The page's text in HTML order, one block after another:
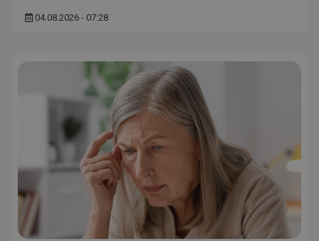
04.08.2026 - 07:28Απολύτως απαραίτητα
Τα απολύτως απαραίτητα cookies επιτρέπουν
βασικές λειτουργίες του ιστότοπου, όπως τη
σύνδεση χρήστη και τη διαχείριση λογαριασμού.
Ο ιστότοπος δεν μπορεί να χρησιμοποιηθεί σωστά
χωρίς τα απολύτως απαραίτητα cookies.
Ονοματεπώνυμο
Προμηθευτής/
usprivacy
.lifenewscy.tothemaonline.com